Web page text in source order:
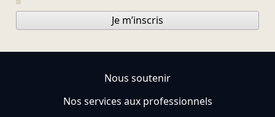
Je m’inscris
Nous soutenir
Nos services aux professionnels